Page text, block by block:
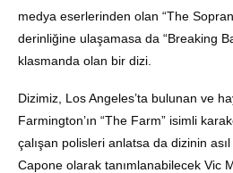
medya eserlerinden olan “The
derinliğine ulaşamasa da “Breaking
klasmanda olan bir dizi.
Dizimiz, Los Angeles’ta bulunan ve
Farmington’ın “The Farm” isimli
çalışan polisleri anlatsa da dizinin
Capone olarak tanımlanabilecek Vic